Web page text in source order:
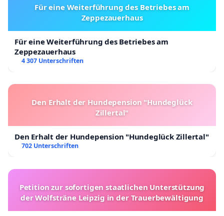
Für eine Weiterführung des Betriebes am
Zeppezauerhaus
Für eine Weiterführung des Betriebes am
Zeppezauerhaus
4 307 Unterschriften
Den Erhalt der Hundepension "Hundeglück
Zillertal"
Den Erhalt der Hundepension "Hundeglück Zillertal"
702 Unterschriften
Petition zur sofortigen staatlichen Unterstützung
der Wolfsträne Leipzig in der Trauerbewältigung